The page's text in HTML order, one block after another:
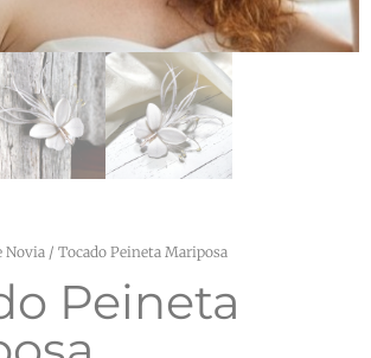
Novia / Tocado Peineta Mariposa
Peineta